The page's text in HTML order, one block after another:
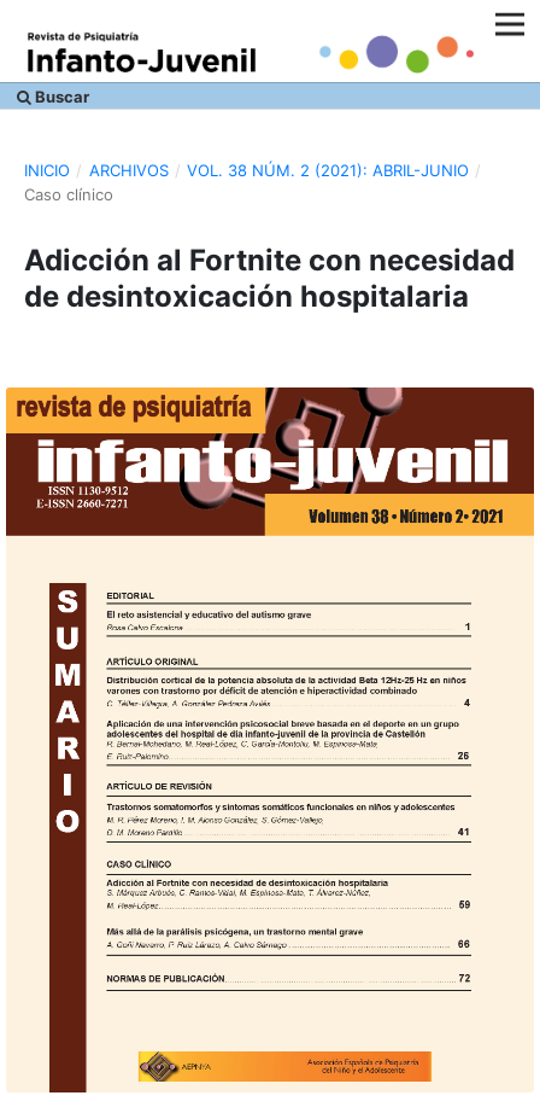
Buscar
INICIO / ARCHIVOS / VOL. 38 NÚM. 2 (2021): ABRIL-JUNIO /
Caso clínico
Adicción al Fortnite con necesidad
de desintoxicación hospitalaria